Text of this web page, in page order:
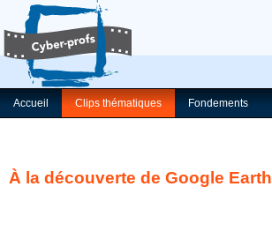
Accueil Clips thématiques Fondements
À la découverte de Google Earth